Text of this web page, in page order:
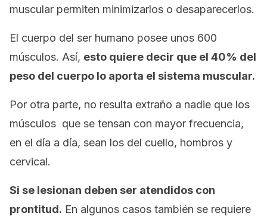
muscular permiten minimizarlos o desaparecerlos.
El cuerpo del ser humano posee unos 600
músculos. Así, esto quiere decir que el 40% del
peso del cuerpo lo aporta el sistema muscular.
Por otra parte, no resulta extraño a nadie que los
músculos que se tensan con mayor frecuencia,
en el día a día, sean los del cuello, hombros y
cervical.
Si se lesionan deben ser atendidos con
prontitud. En algunos casos también se requiere